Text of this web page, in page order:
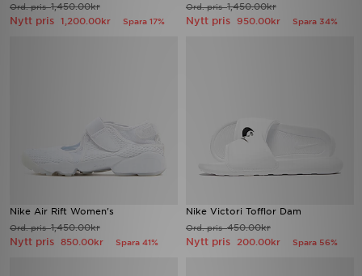
Ord. pris1,450.00kr
Nytt pris 1,200.00kr Spara 17%
Ord. pris1,450.00kr
Nytt pris 950.00kr Spara 34%
Nike Air Rift Women's
Ord. pris1,450.00kr
Nytt pris 850.00kr Spara 41%
Nike Victori Tofflor Dam
Ord. pris450.00kr
Nytt pris 200.00kr Spara 56%